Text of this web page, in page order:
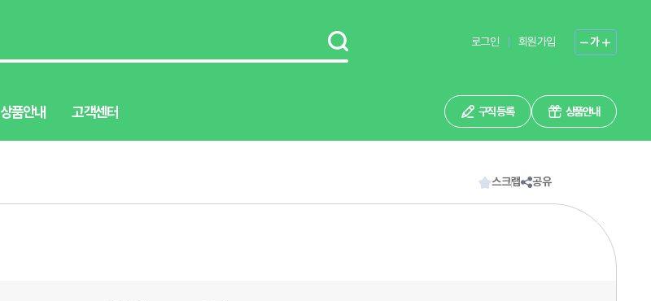
로그인 회원가입 가
상품안내 고객센터 구직 등록 상품안내
스크랩 공유